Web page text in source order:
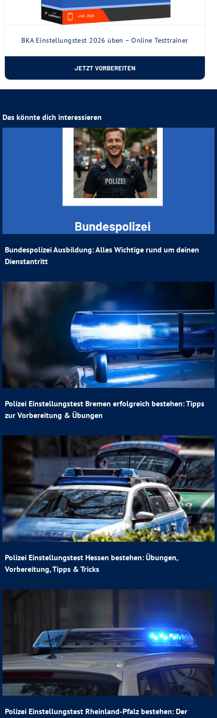
BKA Einstellungstest 2026 üben – Online Testtrainer
JETZT VORBEREITEN
Das könnte dich interessieren
Bundespolizei Ausbildung: Alles Wichtige rund um deinen
Dienstantritt
Polizei Einstellungstest Bremen erfolgreich bestehen: Tipps
zur Vorbereitung & Übungen
Polizei Einstellungstest Hessen bestehen: Übungen,
Vorbereitung, Tipps & Tricks
Polizei Einstellungstest Rheinland-Pfalz bestehen: Der